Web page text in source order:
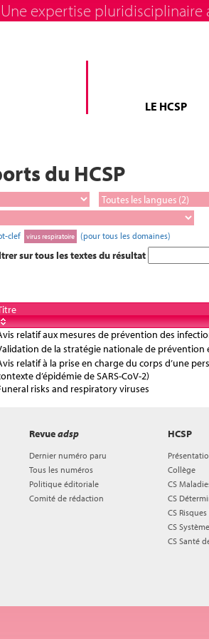
Une expertise
LE HCSP
du HCSP
clef virus respiratoire (pour tous les domaines)
sur tous les textes du résultat
relatif aux mesures de prévention des
de la stratégie nationale de
relatif à la prise en charge du corps d’une
d’épidémie de SARS-CoV-2)
risks and respiratory viruses
HCSP
Collège
CS
CS
CS
CS
CS Santé
Revueadsp
Dernier numéro paru
Tous les numéros
Politique éditoriale
Comité de rédaction